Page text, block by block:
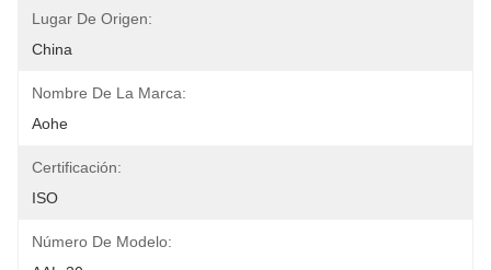
Lugar De Origen:
China
Nombre De La Marca:
Aohe
Certificación:
ISO
Número De Modelo: